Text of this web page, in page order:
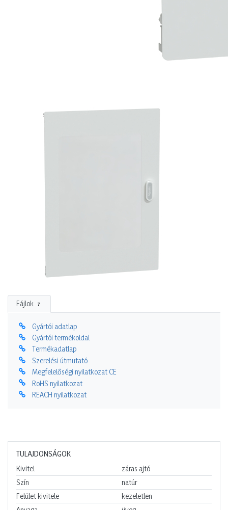
Fájlok 7
Gyártói adatlap
Gyártói termékoldal
Termékadatlap
Szerelési útmutató
Megfelelőségi nyilatkozat CE
RoHS nyilatkozat
REACH nyilatkozat
TULAJDONSÁGOK
Kivitel
záras ajtó
Szín
natúr
Felület kivitele
kezeletlen